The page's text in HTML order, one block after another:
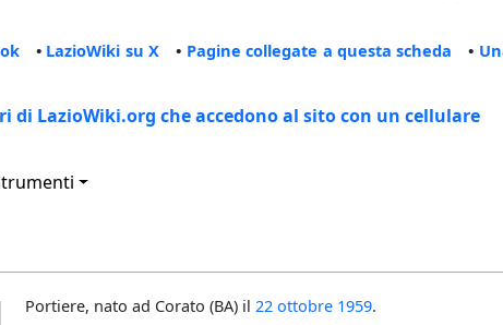
• LazioWiki su X • Pagine collegate a questa scheda •
di LazioWiki.org che accedono al sito con un cellulare
Portiere, nato ad Corato (BA) il22 ottobre 1959.